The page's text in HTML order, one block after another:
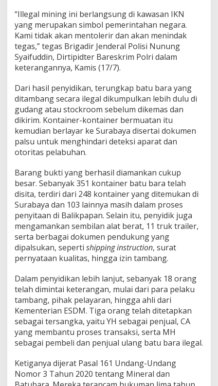
“Illegal mining ini berlangsung di kawasan IKN
yang merupakan simbol pemerintahan negara.
Kami tidak akan mentolerir dan akan menindak
tegas,” tegas Brigadir Jenderal Polisi Nunung
Syaifuddin, Dirtipidter Bareskrim Polri dalam
keterangannya, Kamis (17/7).
Dari hasil penyidikan, terungkap batu bara yang
ditambang secara ilegal dikumpulkan lebih dulu di
gudang atau stockroom sebelum dikemas dan
dikirim. Kontainer-kontainer bermuatan itu
kemudian berlayar ke Surabaya disertai dokumen
palsu untuk menghindari deteksi aparat dan
otoritas pelabuhan.
Barang bukti yang berhasil diamankan cukup
besar. Sebanyak 351 kontainer batu bara telah
disita, terdiri dari 248 kontainer yang ditemukan di
Surabaya dan 103 lainnya masih dalam proses
penyitaan di Balikpapan. Selain itu, penyidik juga
mengamankan sembilan alat berat, 11 truk trailer,
serta berbagai dokumen pendukung yang
dipalsukan, seperti shipping instruction, surat
pernyataan kualitas, hingga izin tambang.
Dalam penyidikan lebih lanjut, sebanyak 18 orang
telah dimintai keterangan, mulai dari para pelaku
tambang, pihak pelayaran, hingga ahli dari
Kementerian ESDM. Tiga orang telah ditetapkan
sebagai tersangka, yaitu YH sebagai penjual, CA
yang membantu proses transaksi, serta MH
sebagai pembeli dan penjual ulang batu bara ilegal.
Ketiganya dijerat Pasal 161 Undang-Undang
Nomor 3 Tahun 2020 tentang Mineral dan